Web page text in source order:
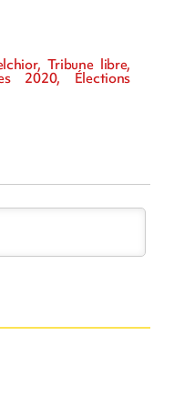
Tribune libre,
2020, Élections